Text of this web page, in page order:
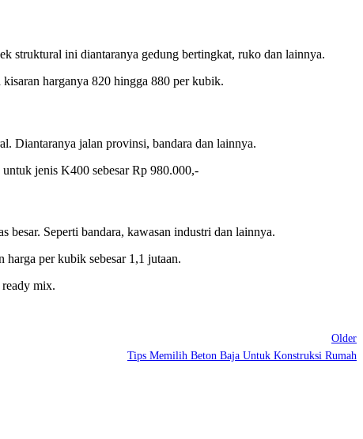
struktural ini diantaranya gedung bertingkat, ruko dan lainnya.
harganya 820 hingga 880 per kubik.
Diantaranya jalan provinsi, bandara dan lainnya.
jenis K400 sebesar Rp 980.000,-
Seperti bandara, kawasan industri dan lainnya.
per kubik sebesar 1,1 jutaan.
ready mix.
Older
Tips Memilih Beton Baja Untuk Konstruksi Rumah